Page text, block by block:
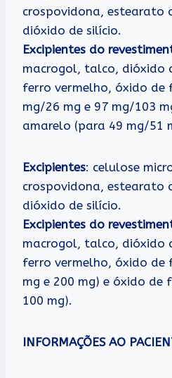
crospovidona, estearato
dióxido de silício.
Excipientes do
macrogol, talco, dióxido
ferro vermelho, óxido de
mg/26 mg e 97 mg/103
amarelo (para 49 mg/51
Excipientes: celulose
crospovidona, estearato
dióxido de silício.
Excipientes do
macrogol, talco, dióxido
ferro vermelho, óxido de
mg e 200 mg) e óxido de
100 mg).
INFORMAÇÕES AO